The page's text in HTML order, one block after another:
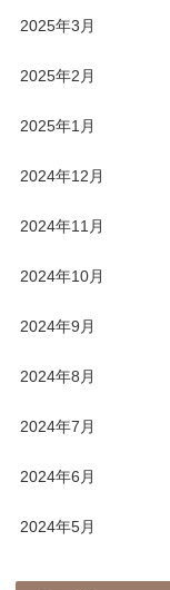
2025年3月
2025年2月
2025年1月
2024年12月
2024年11月
2024年10月
2024年9月
2024年8月
2024年7月
2024年6月
2024年5月